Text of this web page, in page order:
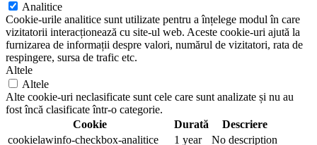
Analitice
Cookie-urile analitice sunt utilizate pentru a înțelege modul în care
vizitatorii interacționează cu site-ul web. Aceste cookie-uri ajută la
furnizarea de informații despre valori, numărul de vizitatori, rata de
respingere, sursa de trafic etc.
Altele
Altele
Alte cookie-uri neclasificate sunt cele care sunt analizate și nu au
fost încă clasificate într-o categorie.
Cookie
Durată
Descriere
cookielawinfo-checkbox-analitice
1 year
No description